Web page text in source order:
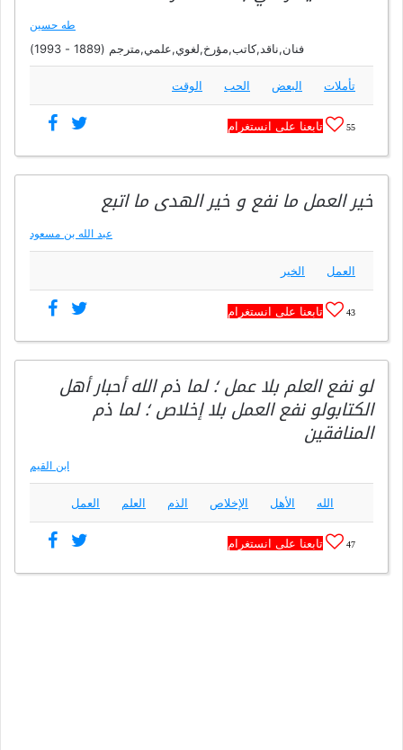
طه حسين
فنان,ناقد,كاتب,مؤرخ,لغوي,علمي,مترجم (1889 - 1993)
تأملات البعض الحب الوقت
55 تابعنا على انستغرام
خير العمل ما نفع و خير الهدى ما اتبع
عبد الله بن مسعود
العمل الخير
43 تابعنا على انستغرام
لو نفع العلم بلا عمل ؛ لما ذم الله أحبار أهل
الكتابولو نفع العمل بلا إخلاص ؛ لما ذم
المنافقين
ابن القيم
الله الأهل الإخلاص الذم العلم العمل
47 تابعنا على انستغرام